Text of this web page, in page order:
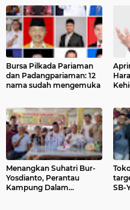
Bursa Pilkada Pariaman
dan Padangpariaman: 12
nama sudah mengemuka
Menangkan Suhatri Bur-
Yosdianto, Perantau
Kampung Dalam
SB-